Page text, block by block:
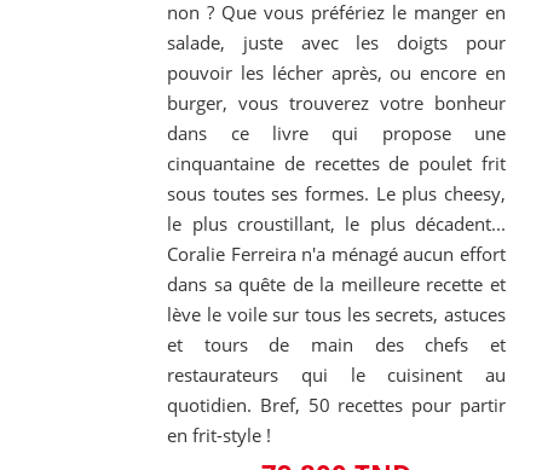
non ? Que vous préfériez le manger en
salade, juste avec les doigts pour
pouvoir les lécher après, ou encore en
burger, vous trouverez votre bonheur
dans ce livre qui propose une
cinquantaine de recettes de poulet frit
sous toutes ses formes. Le plus cheesy,
le plus croustillant, le plus décadent...
Coralie Ferreira n'a ménagé aucun effort
dans sa quête de la meilleure recette et
lève le voile sur tous les secrets, astuces
et tours de main des chefs et
restaurateurs qui le cuisinent au
quotidien. Bref, 50 recettes pour partir
en frit-style !